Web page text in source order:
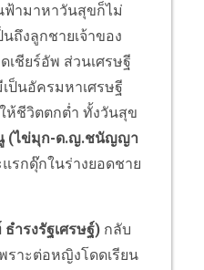
ฟ้ามาหาวันสุขก็ไม่
ถึงลูกชายเจ้าของ
เชียร์อัพ ส่วนเศรษฐี
ป็นอัครมหาเศรษฐี
ห้ชีวิตตกต่ำ ทั้งวันสุข
(ไข่มุก-ด.ญ.ชนัญญา
รกดุ๊กในร่างยอดชาย
ำรงรัฐเศรษฐ์) กลับ
ราะต่อหญิงโดดเรียน